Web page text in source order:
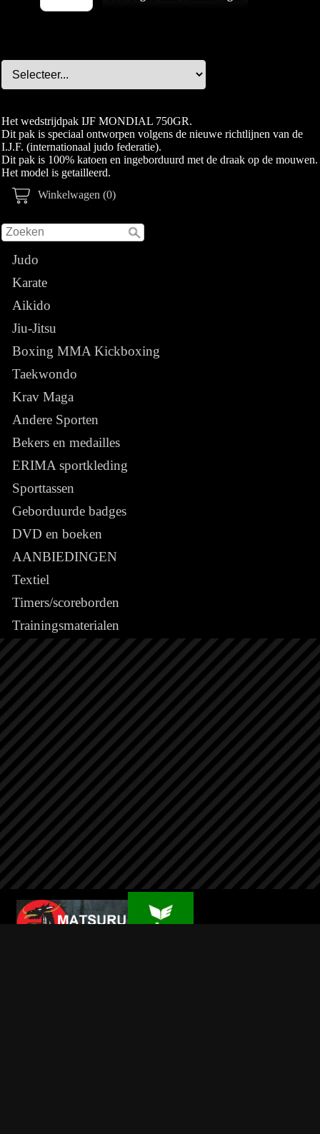
Winkelwagen (0)
Judo
Karate
Aikido
Jiu-Jitsu
Boxing MMA Kickboxing
Taekwondo
Krav Maga
Andere Sporten
Bekers en medailles
ERIMA sportkleding
Sporttassen
Geborduurde badges
DVD en boeken
AANBIEDINGEN
Textiel
Timers/scoreborden
Trainingsmaterialen
Het wedstrijdpak IJF MONDIAL 750GR.
Dit pak is speciaal ontworpen volgens de nieuwe richtlijnen van de
I.J.F. (internationaal judo federatie).
Dit pak is 100% katoen en ingeborduurd met de draak op de mouwen.
Het model is getailleerd.